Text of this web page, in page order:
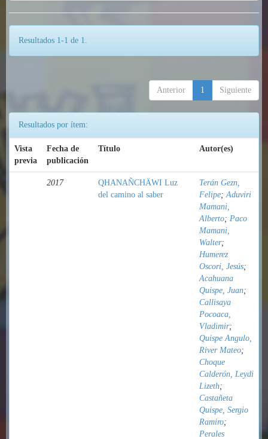
Resultados 1-1 de 1.
Anterior 1 Siguiente
Resultados por ítem:
Vista
previa
Fecha de
publicación
Título Autor(es)
2017
QHANAÑCHÄWI Luz
del camino al saber
Terán Gezn,
Felipe;Aduviri
Mamani,
Alberto; Paco
Mamani,
Walter;
Humerez
Oscori, Jesús;
Acahuana
Quispe, Juan;
Callisaya
Pocoaca,
Vladimir;
Quispe Angulo,
River Mateo;
Choque
Calderón, Leydi
Lizeth;
Castañeta
Quispe, Sergio
Ramiro;
Perales